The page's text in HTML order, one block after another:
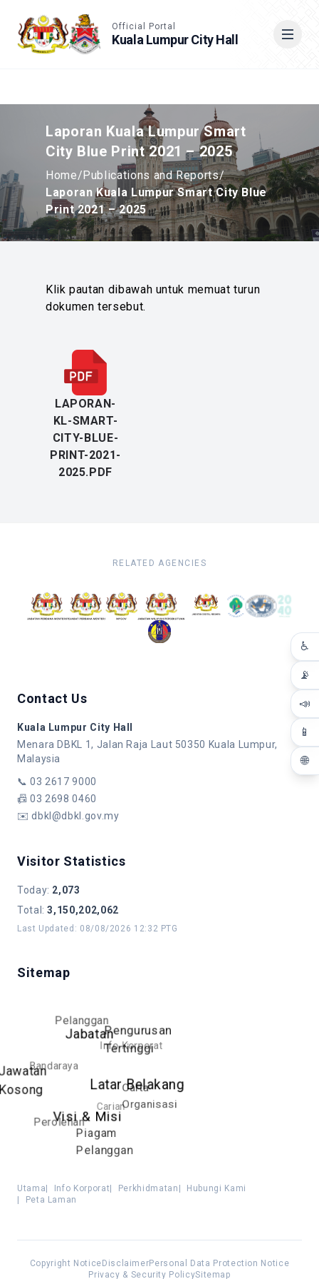
Official Portal
Kuala Lumpur City Hall
♿
📡
📣
📱
🌐
Laporan Kuala Lumpur Smart
City Blue Print 2021 – 2025
Home/Publications and Reports/
Laporan Kuala Lumpur Smart City Blue
Print 2021 – 2025
Klik pautan dibawah untuk memuat turun
dokumen tersebut.
LAPORAN-
KL-SMART-
CITY-BLUE-
PRINT-2021-
2025.PDF
RELATED AGENCIES
Contact Us
Kuala Lumpur City Hall
Menara DBKL 1, Jalan Raja Laut 50350 Kuala Lumpur,
Malaysia
📞03 2617 9000
📠03 2698 0460
✉️dbkl@dbkl.gov.my
Visitor Statistics
Today: 2,073
Total :3,150,202,062
Last Updated : 08/08/2026 12:32 PTG
Sitemap
Latar Belakang
Visi & Misi
Piagam
Pelanggan
Carta
Organisasi
Pengurusan
Tertinggi
Jabatan
Perolehan
Carian
Info Korporat
Pelanggan
Bandaraya
Utama Info Korporat Perkhidmatan
Hubungi Kami
Peta Laman
Copyright Notice DisclaimerPersonal Data Protection Notice
Privacy & Security PolicySitemap